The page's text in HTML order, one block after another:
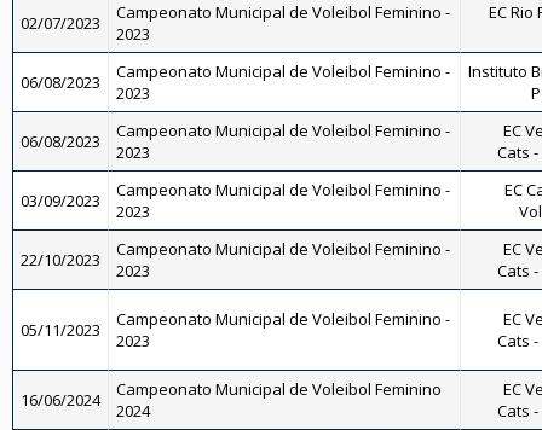
02/07/2023
Campeonato Municipal de Voleibol Feminino -
2023
EC
06/08/2023
Campeonato Municipal de Voleibol Feminino -
2023
Instituto
06/08/2023
Campeonato Municipal de Voleibol Feminino -
2023
EC
Cats
03/09/2023
Campeonato Municipal de Voleibol Feminino -
2023
EC
22/10/2023
Campeonato Municipal de Voleibol Feminino -
2023
EC
Cats
05/11/2023
Campeonato Municipal de Voleibol Feminino -
2023
EC
Cats
16/06/2024
Campeonato Municipal de Voleibol Feminino
2024
EC
Cats